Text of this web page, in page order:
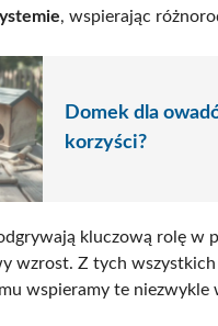
, wspierając
Domek dla
korzyści?
kluczową rolę w
wzrost. Z tych
wspieramy te